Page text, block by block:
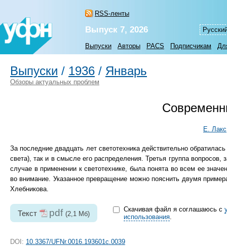
RSS-ленты
Выпуск 7, 2026
Выпуски Авторы PACS Подписчикам
Выпуски / 1936 / Январь
Обзоры актуальных проблем
Е. Лакс
За последние двадцать лет светотехника действительно
света), так и в смысле его распределения. Третья группа
случае в применении к светотехнике, была понята во всем ее
во внимание. Указанное превращение можно пояснить двумя
Хлебникова.
Текст pdf (2,1 Мб)
Скачивая файл я соглашаюсь с
использования.
DOI: 10.3367/UFNr.0016.193601c.0039